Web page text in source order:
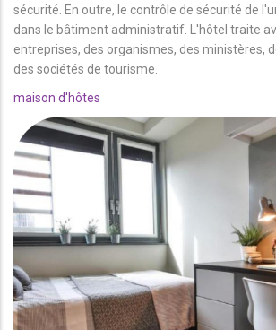
sécurité. En outre, le contrôle de sécurité de
dans le bâtiment administratif. L'hôtel traite
entreprises, des organismes, des ministères,
des sociétés de tourisme.
maison d'hôtes